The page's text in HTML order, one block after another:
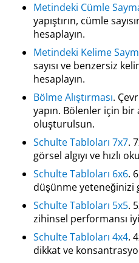
Metindeki Cümle
yapıştırın, cümle
hesaplayın.
Metindeki Kelime
sayısı ve benzersiz
hesaplayın.
Bölme Alıştırması.
yapın. Bölenler için bir
oluşturulsun.
Schulte Tabloları 7x7.
görsel algıyı ve hızlı
Schulte Tabloları 6x6.
düşünme yeteneğinizi
Schulte Tabloları 5x5.
zihinsel performansı
Schulte Tabloları 4x4.
dikkat ve